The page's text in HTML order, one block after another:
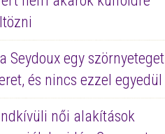
Seydoux egy szörnyeteget
és nincs ezzel egyedül
női alakítások